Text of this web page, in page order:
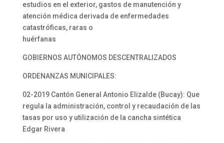
estudios en el exterior, gastos de manutención y
atención médica derivada de enfermedades
catastróficas, raras o
huérfanas
GOBIERNOS AUTÓNOMOS DESCENTRALIZADOS
ORDENANZAS MUNICIPALES:
02-2019 Cantón General Antonio Elizalde (Bucay): Que
regula la administración, control y recaudación de las
tasas por uso y utilización de la cancha sintética
Edgar Rivera